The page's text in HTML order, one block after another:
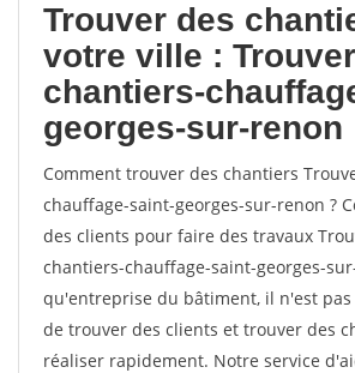
Trouver des
votre ville :
chantiers-
georges-sur-renon
Comment trouver des chantiers
chauffage-saint-georges-sur-renon ?
des clients pour faire des travaux
chantiers-chauffage-saint-georges-
qu'entreprise du bâtiment, il n'est
de trouver des clients et trouver des
réaliser rapidement. Notre service